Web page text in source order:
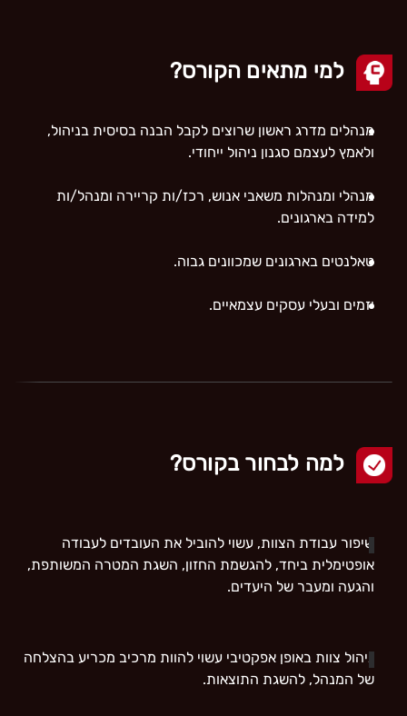
למי מתאים הקורס?
מנהלים מדרג ראשון שרוצים לקבל הבנה בסיסית בניהול,
ולאמץ לעצמם סגנון ניהול ייחודי.
מנהלי ומנהלות משאבי אנוש, רכז/ות קריירה ומנהל/ות
למידה בארגונים.
טאלנטים בארגונים שמכוונים גבוה.
יזמים ובעלי עסקים עצמאיים.
למה לבחור בקורס?
שיפור עבודת הצוות, עשוי להוביל את העובדים לעבודה
אופטימלית ביחד, להגשמת החזון, השגת המטרה המשותפת,
והגעה ומעבר של היעדים.
ניהול צוות באופן אפקטיבי עשוי להוות מרכיב מכריע בהצלחה
של המנהל, להשגת התוצאות.